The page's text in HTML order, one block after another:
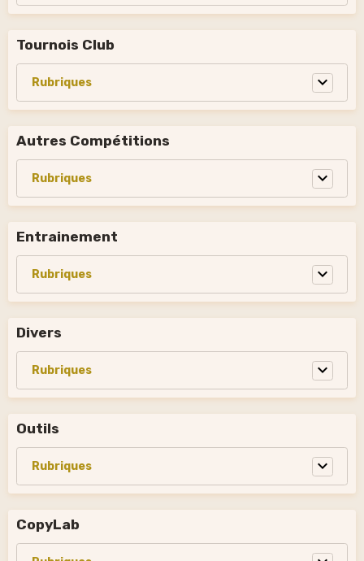
Tournois Club
Autres Compétitions
Entrainement
Divers
Outils
CopyLab